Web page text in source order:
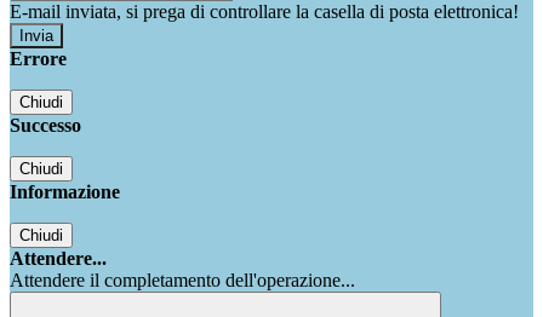
E-mail inviata, si prega di controllare la casella di posta elettronica!
Errore
Chiudi
Successo
Chiudi
Informazione
Chiudi
Attendere...
Attendere il completamento dell'operazione...